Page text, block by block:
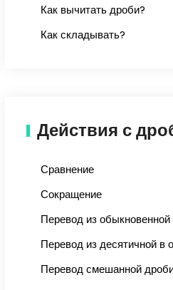
Как вычитать дроби?
Как складывать?
Действия с
Сравнение
Сокращение
Перевод из
Перевод из десятичной в
Перевод смешанной